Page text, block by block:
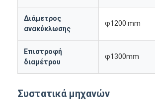
Διάμετρος
ανακύκλωσης
φ1200 mm
Επιστροφή
διαμέτρου
φ1300mm
Συστατικά μηχανών